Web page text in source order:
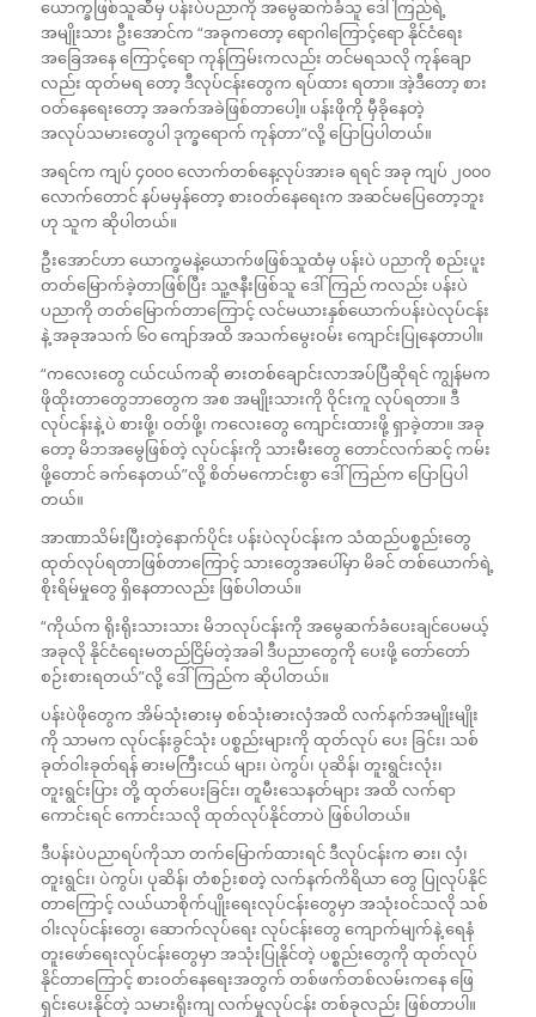
ယောက္ခဖြစ်သူဆီမှ ပန်းပဲပညာကို အမွေဆက်ခံသူ ဒေါ်ကြည်ရဲ့
အမျိုးသား ဦးအောင်က “အခုကတော့ ရောဂါကြောင့်ရော နိုင်ငံရေး
အခြေအနေ ကြောင့်ရော ကုန်ကြမ်းကလည်း တင်မရသလို ကုန်ချော
လည်း ထုတ်မရ တော့ ဒီလုပ်ငန်းတွေက ရပ်ထား ရတာ။ အဲ့ဒီတော့ စား
ဝတ်နေရေးတော့ အခက်အခဲဖြစ်တာပေါ့။ ပန်းဖိုကို မှီခိုနေတဲ့
အလုပ်သမားတွေပါ ဒုက္ခရောက် ကုန်တာ”လို့ ပြောပြပါတယ်။
အရင်က ကျပ် ၄၀၀၀ လောက်တစ်နေ့လုပ်အားခ ရရင် အခု ကျပ် ၂၀၀၀
လောက်တောင် နပ်မမှန်တော့ စားဝတ်နေရေးက အဆင်မပြေတော့ဘူး
ဟု သူက ဆိုပါတယ်။
ဦးအောင်ဟာ ယောက္ခမနဲ့ယောက်ဖဖြစ်သူထံမှ ပန်းပဲ ပညာကို စည်းပူး
တတ်မြောက်ခဲ့တာဖြစ်ပြီး သူ့ဇနီးဖြစ်သူ ဒေါ်ကြည် ကလည်း ပန်းပဲ
ပညာကို တတ်မြောက်တာကြောင့် လင်မယားနှစ်ယောက်ပန်းပဲလုပ်ငန်း
နဲ့ အခုအသက် ၆၀ ကျော်အထိ အသက်မွေးဝမ်း ကျောင်းပြုနေတာပါ။
“ကလေးတွေ ငယ်ငယ်ကဆို ဓားတစ်ချောင်းလာအပ်ပြီဆိုရင် ကျွန်မက
ဖိုထိုးတာတွေဘာတွေက အစ အမျိုးသားကို ဝိုင်းကူ လုပ်ရတာ။ ဒီ
လုပ်ငန်းနဲ့ ပဲ စားဖို့၊ ဝတ်ဖို့၊ ကလေးတွေ ကျောင်းထားဖို့ ရှာခဲ့တာ။ အခု
တော့ မိဘအမွေဖြစ်တဲ့ လုပ်ငန်းကို သားမီးတွေ တောင်လက်ဆင့် ကမ်း
ဖို့တောင် ခက်နေတယ်”လို့ စိတ်မကောင်းစွာ ဒေါ်ကြည်က ပြောပြပါ
တယ်။
အာဏာသိမ်းပြီးတဲ့နောက်ပိုင်း ပန်းပဲလုပ်ငန်းက သံထည်ပစ္စည်းတွေ
ထုတ်လုပ်ရတာဖြစ်တာကြောင့် သားတွေအပေါ်မှာ မိခင် တစ်ယောက်ရဲ့
စိုးရိမ်မှုတွေ ရှိနေတာလည်း ဖြစ်ပါတယ်။
“ကိုယ်က ရိုးရိုးသားသား မိဘလုပ်ငန်းကို အမွေဆက်ခံပေးချင်ပေမယ့်
အခုလို နိုင်ငံရေးမတည်ငြိမ်တဲ့အခါ ဒီပညာတွေကို ပေးဖို့ တော်တော်
စဉ်းစားရတယ်”လို့ ဒေါ်ကြည်က ဆိုပါတယ်။
ပန်းပဲဖိုတွေက အိမ်သုံးဓားမှ စစ်သုံးဓားလှံအထိ လက်နက်အမျိုးမျိုး
ကို သာမက လုပ်ငန်းခွင်သုံး ပစ္စည်းများကို ထုတ်လုပ် ပေး ခြင်း၊ သစ်
ခုတ်ဝါးခုတ်ရန် ဓားမကြီးငယ် များ၊ ပဲကွပ်၊ ပုဆိန်၊ တူးရွင်းလုံး၊
တူးရွင်းပြား တို့ ထုတ်ပေးခြင်း၊ တူမီးသေနတ်များ အထိ လက်ရာ
ကောင်းရင် ကောင်းသလို ထုတ်လုပ်နိုင်တာပဲ ဖြစ်ပါတယ်။
ဒီပန်းပဲပညာရပ်ကိုသာ တက်မြောက်ထားရင် ဒီလုပ်ငန်းက ဓား၊ လှံ၊
တူးရွင်း၊ ပဲကွပ်၊ ပုဆိန်၊ တံစဉ်းစတဲ့ လက်နက်ကိရိယာ တွေ ပြုလုပ်နိုင်
တာကြောင့် လယ်ယာစိုက်ပျိုးရေးလုပ်ငန်းတွေမှာ အသုံးဝင်သလို သစ်
ဝါးလုပ်ငန်းတွေ၊ ဆောက်လုပ်ရေး လုပ်ငန်းတွေ ကျောက်မျက်နဲ့ ရေနံ
တူးဖော်ရေးလုပ်ငန်းတွေမှာ အသုံးပြုနိုင်တဲ့ ပစ္စည်းတွေကို ထုတ်လုပ်
နိုင်တာကြောင့် စားဝတ်နေရေးအတွက် တစ်ဖက်တစ်လမ်းကနေ ဖြေ
ရှင်းပေးနိုင်တဲ့ သမားရိုးကျ လက်မှုလုပ်ငန်း တစ်ခုလည်း ဖြစ်တာပါ။